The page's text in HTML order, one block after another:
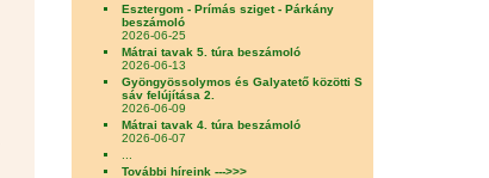
Esztergom - Prímás sziget - Párkány
beszámoló
2026-06-25
Mátrai tavak 5. túra beszámoló
2026-06-13
Gyöngyössolymos és Galyatető közötti S
sáv felújítása 2.
2026-06-09
Mátrai tavak 4. túra beszámoló
2026-06-07
További híreink --->>>